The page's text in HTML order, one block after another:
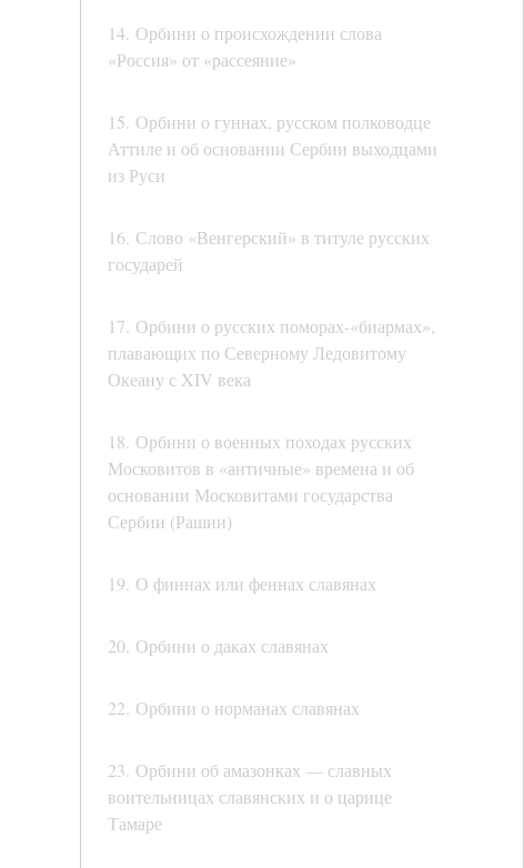
14. Орбини о происхождении слова
«Россия» от «рассеяние»
15. Орбини о гуннах, русском полководце
Аттиле и об основании Сербии выходцами
из Руси
16. Слово «Венгерский» в титуле русских
государей
17. Орбини о русских поморах-«биармах»,
плавающих по Северному Ледовитому
Океану с XIV века
18. Орбини о военных походах русских
Московитов в «античные» времена и об
основании Московитами государства
Сербии (Рашии)
19. О финнах или феннах славянах
20. Орбини о даках славянах
22. Орбини о норманах славянах
23. Орбини об амазонках — славных
воительницах славянских и о царице
Тамаре